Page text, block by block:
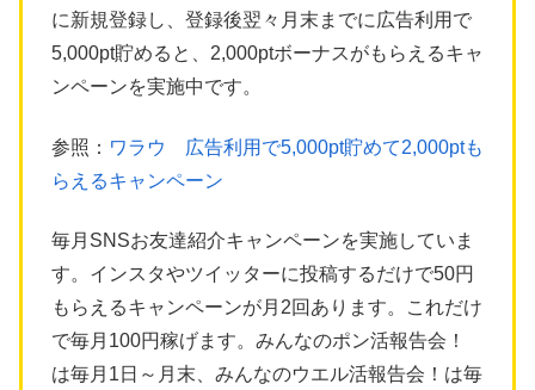
に新規登録し、登録後翌々月末までに広告利用で
5,000pt貯めると、2,000ptボーナスがもらえるキャ
ンペーンを実施中です。
参照： ワラウ 広告利用で5,000pt貯めて2,000ptも
らえるキャンペーン
毎月SNSお友達紹介キャンペーンを実施していま
す。インスタやツイッターに投稿するだけで50円
もらえるキャンペーンが月2回あります。これだけ
で毎月100円稼げます。みんなのポン活報告会！
は毎月1日～月末、みんなのウエル活報告会！は毎